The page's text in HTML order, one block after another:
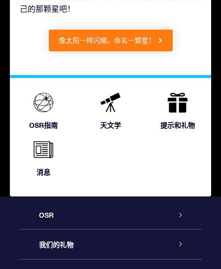
己的那颗星吧！
像太阳一样闪耀。命名一颗星！
OSR指南 天文学 提示和礼物
消息
OSR
客户服务
我们的礼物